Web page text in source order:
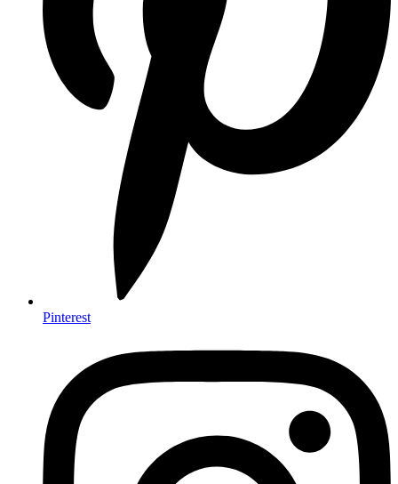
Pinterest